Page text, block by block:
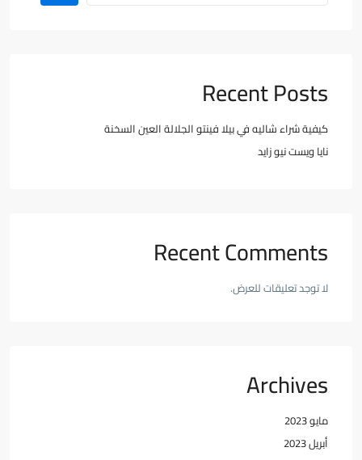
Recent Posts
كيفية شراء شاليه في بيلا فينتو الجلالة العين السخنة
نايا ويست نيو زايد
Recent Comments
لا توجد تعليقات للعرض.
Archives
مايو 2023
أبريل 2023